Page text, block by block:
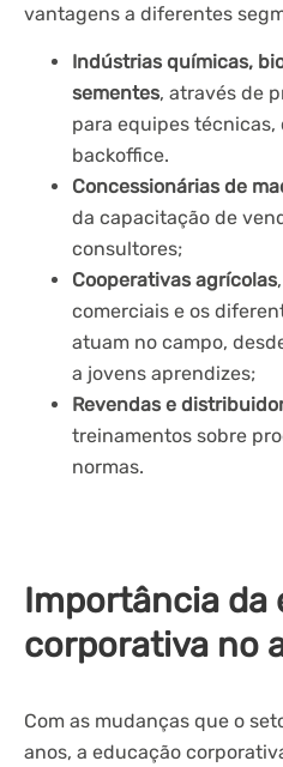
vantagens a diferentes
Indústrias químicas,
sementes, através de
para equipes técnicas,
backoffice.
Concessionárias de
da capacitação de
consultores;
Cooperativas agrícolas
comerciais e os
atuam no campo,
a jovens aprendizes;
Revendas e
treinamentos sobre
normas.
Importância da
corporativa no
Com as mudanças que o
anos, a educação